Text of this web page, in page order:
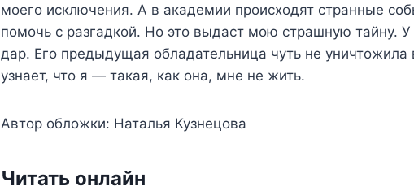
моего исключения. А в академии происходят странные
помочь с разгадкой. Но это выдаст мою страшную тайну.
дар. Его предыдущая обладательница чуть не
узнает, что я — такая, как она, мне не жить.
Автор обложки: Наталья Кузнецова
Читать онлайн